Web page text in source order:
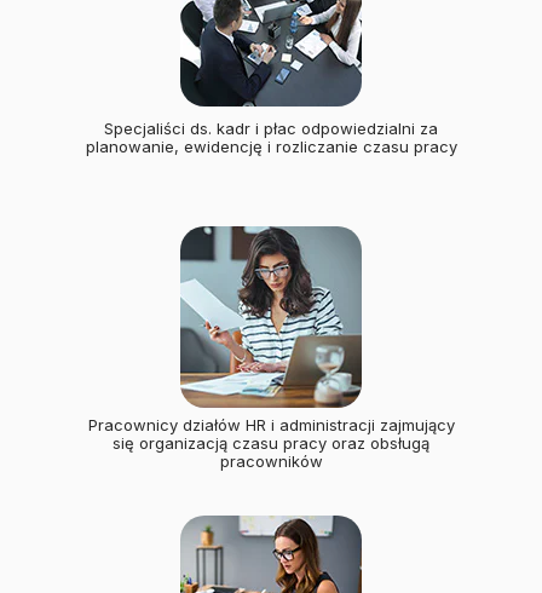
Specjaliści ds. kadr i płac odpowiedzialni za
planowanie, ewidencję i rozliczanie czasu pracy
Pracownicy działów HR i administracji zajmujący
się organizacją czasu pracy oraz obsługą
pracowników